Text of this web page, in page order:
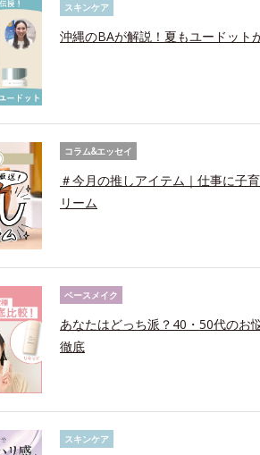
スキンケア
沖縄のBAが解説！夏もユードット
コラム&エッセイ
＃今月の推しアイテム｜仕事に子
リーム
ベースメイク
あなたはどっち派？40・50代のお
徹底
スキンケア